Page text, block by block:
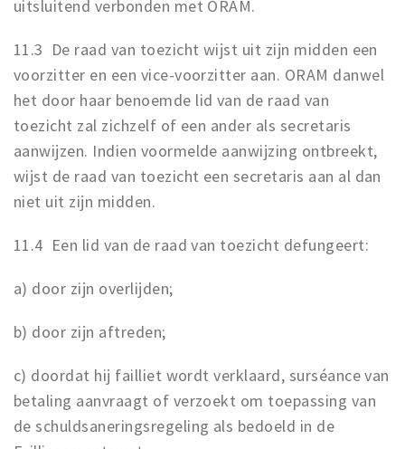
uitsluitend verbonden met ORAM.
11.3 De raad van toezicht wijst uit zijn midden een
voorzitter en een vice-voorzitter aan. ORAM danwel
het door haar benoemde lid van de raad van
toezicht zal zichzelf of een ander als secretaris
aanwijzen. Indien voormelde aanwijzing ontbreekt,
wijst de raad van toezicht een secretaris aan al dan
niet uit zijn midden.
11.4 Een lid van de raad van toezicht defungeert:
a) door zijn overlijden;
b) door zijn aftreden;
c) doordat hij failliet wordt verklaard, surséance van
betaling aanvraagt of verzoekt om toepassing van
de schuldsaneringsregeling als bedoeld in de